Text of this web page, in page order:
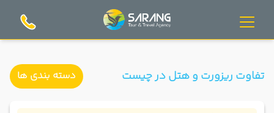
تفاوت ریزورت و هتل در چیست دسته بندی ها